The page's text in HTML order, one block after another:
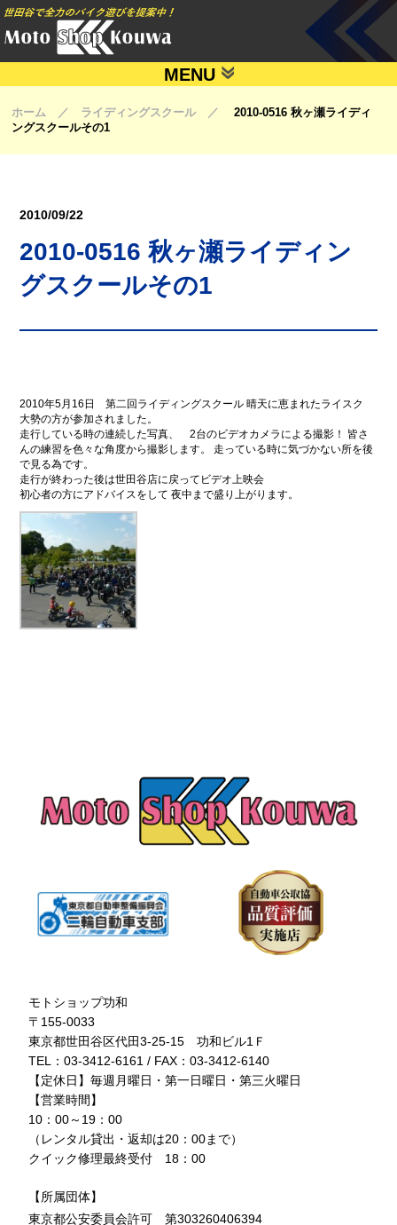
MENU
ホーム ／ ライディングスクール ／2010-0516 秋ヶ瀬ライディ
ングスクールその1
2010/09/22
2010-0516 秋ヶ瀬ライディン
グスクールその1
2010年5月16日 第二回ライディングスクール 晴天に恵まれたライスク
大勢の方が参加されました。
走行している時の連続した写真、 2台のビデオカメラによる撮影！ 皆さ
んの練習を色々な角度から撮影します。 走っている時に気づかない所を後
で見る為です。
走行が終わった後は世田谷店に戻ってビデオ上映会
初心者の方にアドバイスをして 夜中まで盛り上がります。
モトショップ功和
〒155-0033
東京都世田谷区代田3-25-15 功和ビル1Ｆ
TEL：03-3412-6161 / FAX：03-3412-6140
【定休日】毎週月曜日・第一日曜日・第三火曜日
【営業時間】
10：00～19：00
（レンタル貸出・返却は20：00まで）
クイック修理最終受付 18：00
【所属団体】
東京都公安委員会許可 第303260406394